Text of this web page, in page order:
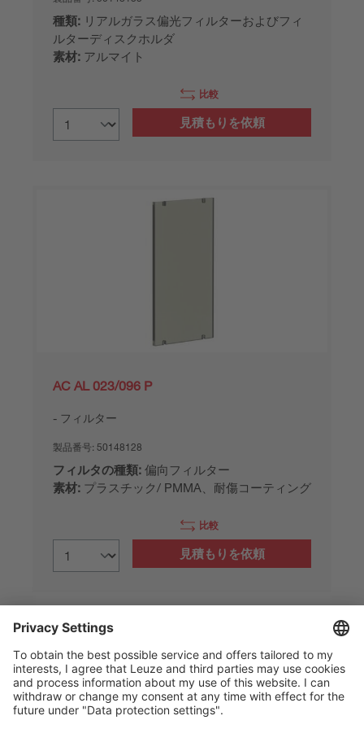
種類: リアルガラス偏光フィルターおよびフィ
ルターディスクホルダ
素材: アルマイト
比較
見積もりを依頼
AC AL 023/096 P
フィルター
製品番号: 50148128
フィルタの種類: 偏向フィルター
素材: プラスチック/ PMMA、耐傷コーティング
比較
見積もりを依頼
製品データ： 2026/08/06
The Sensor People